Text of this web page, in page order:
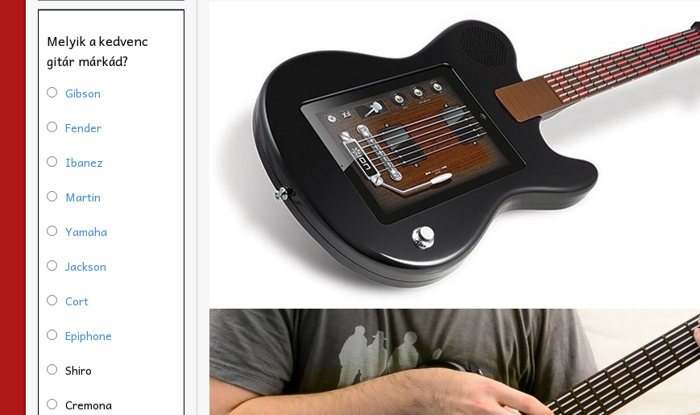
Melyik a kedvenc
gitár márkád?
Gibson
Fender
Ibanez
Martin
Yamaha
Jackson
Cort
Epiphone
Shiro
Cremona